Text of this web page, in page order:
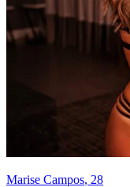
Marise Campos, 28